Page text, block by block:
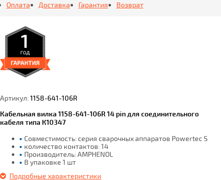
Оплата Доставка Гарантия Возврат
Артикул:1158-641-106R
Кабельная вилка 1158-641-106R 14 pin для соединительного
кабеля типа К10347
Совместимость: серия сварочных аппаратов Powertec S
количество контактов: 14
Производитель: AMPHENOL
В упаковке 1 шт
Подробные характеристики